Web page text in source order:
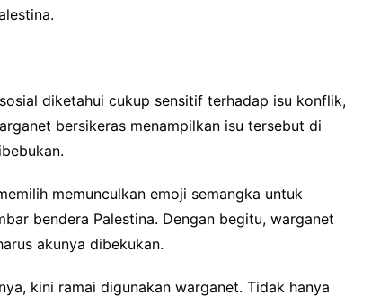
diketahui cukup sensitif terhadap isu konflik,
bersikeras menampilkan isu tersebut di
memunculkan emoji semangka untuk
bendera Palestina. Dengan begitu, warganet
akunya dibekukan.
kini ramai digunakan warganet. Tidak hanya